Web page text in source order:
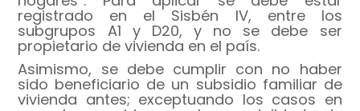
registrado en el Sisbén IV, entre los
subgrupos A1 y D20, y no se debe ser
propietario de vivienda en el país.
Asimismo, se debe cumplir con no haber
sido beneficiario de un subsidio familiar de
vivienda antes; exceptuando los casos en